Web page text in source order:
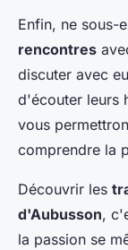
Enfin, ne sous-
rencontres
discuter avec
d'écouter leurs
vous
comprendre la
Découvrir les
d'Aubusson,
la passion se